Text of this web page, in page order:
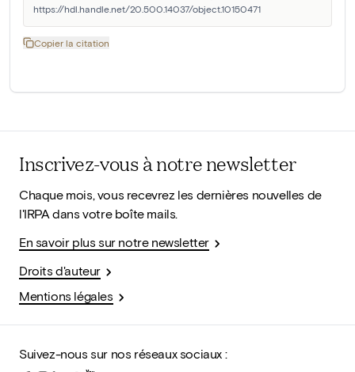
https://hdl.handle.net/20.500.14037/object.10150471
Copier la citation
Inscrivez-vous à notre newsletter
Chaque mois, vous recevrez les dernières nouvelles de
l'IRPA dans votre boîte mails.
En savoir plus sur notre newsletter
Droits d'auteur
Mentions légales
Suivez-nous sur nos réseaux sociaux :